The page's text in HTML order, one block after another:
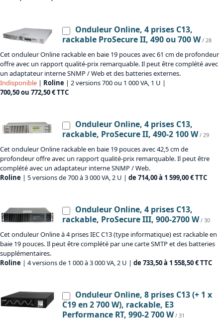
Onduleur Online, 4 prises C13,
rackable ProSecure II, 490 ou 700 W / 28
Cet onduleur Online rackable en baie 19 pouces avec 61 cm de profondeur
offre avec un rapport qualité-prix remarquable. Il peut être complété avec
un adaptateur interne SNMP / Web et des batteries externes.
Indisponible | Roline | 2 versions 700 ou 1 000 VA, 1 U |
700,50 ou 772,50 € TTC
Onduleur Online, 4 prises C13,
rackable, ProSecure II, 490-2 100 W / 29
Cet onduleur Online rackable en baie 19 pouces avec 42,5 cm de
profondeur offre avec un rapport qualité-prix remarquable. Il peut être
complété avec un adaptateur interne SNMP / Web.
Roline | 5 versions de 700 à 3 000 VA, 2 U | de 714,00 à 1 599,00 € TTC
Onduleur Online, 4 prises C13,
rackable, ProSecure III, 900-2700 W / 30
Cet onduleur Online à 4 prises IEC C13 (type informatique) est rackable en
baie 19 pouces. Il peut être complété par une carte SMTP et des batteries
supplémentaires.
Roline | 4 versions de 1 000 à 3 000 VA, 2 U | de 733,50 à 1 558,50 € TTC
Onduleur Online, 8 prises C13 (+ 1 x
C19 en 2 700 W), rackable, E3
Performance RT, 990-2 700 W / 31